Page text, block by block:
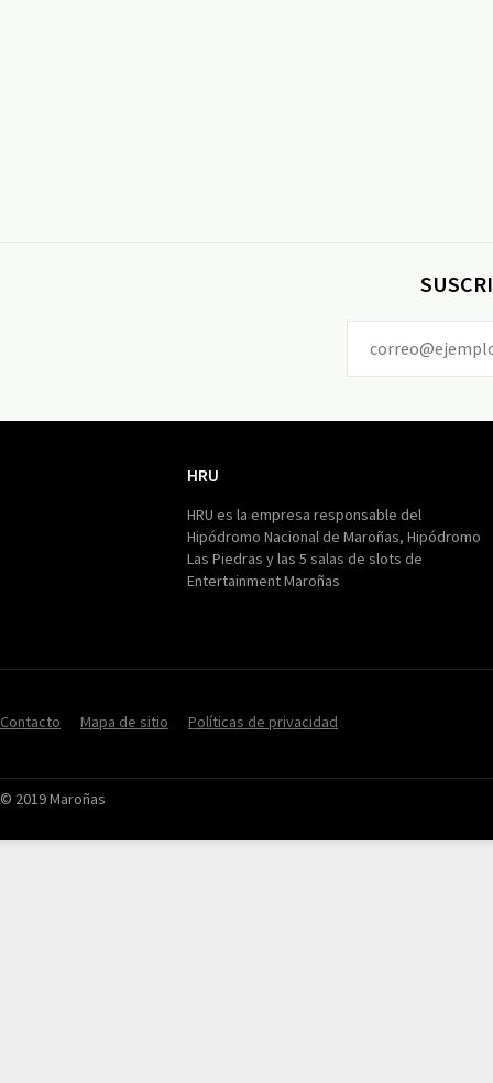
HRU
HRU es la empresa responsable del
Hipódromo Nacional de Maroñas, Hipódromo
Las Piedras y las 5 salas de slots de
Entertainment Maroñas
Contacto Mapa de sitio Políticas de privacidad
© 2019 Maroñas